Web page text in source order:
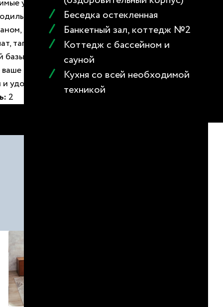
Беседка остекленная
Банкетный зал, коттедж №2
Коттедж с бассейном и
сауной
Кухня со всей необходимой
техникой
удобства большой шкаф для хранения
сейф. В номере имеется телевизор с
кондиционер, фен, санузел с душевой
тапочки, туалетные принадлежности. Для
базы отдыха Wi-Fi бесплатно. Вы можете быть
ваше пребывание будет максимально
удобным.
2